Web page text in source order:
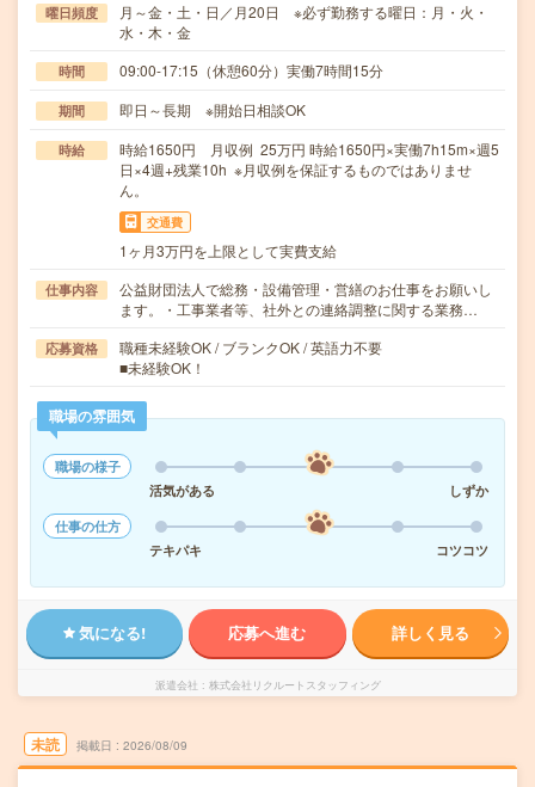
曜日頻度
月～金・土・日／月20日 ※必ず勤務する曜日：月・火・
水・木・金
時間 09:00-17:15（休憩60分）実働7時間15分
期間 即日～長期 ※開始日相談OK
時給
時給1650円 月収例 25万円 時給1650円×実働7h15m×週5
日×4週+残業10h ※月収例を保証するものではありませ
ん。
交通費
1ヶ月3万円を上限として実費支給
仕事内容
公益財団法人で総務・設備管理・営繕のお仕事をお願いし
ます。・工事業者等、社外との連絡調整に関する業務…
応募資格
職種未経験OK / ブランクOK / 英語力不要
■未経験OK！
職場の雰囲気
職場の様子
活気がある
しずか
仕事の仕方
テキパキ
コツコツ
気になる! 応募へ進む 詳しく見る
派遣会社 株式会社リクルートスタッフィング
未読 掲載日 2026/08/09